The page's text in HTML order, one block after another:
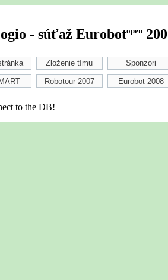
- súťaž Eurobotopen
Zloženie tímu Sponzori
Robotour 2007 Eurobot 2008
to the DB!